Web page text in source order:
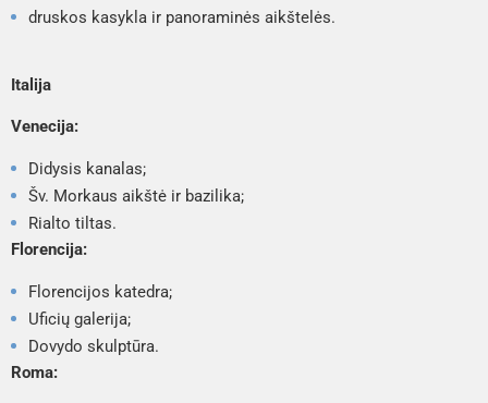
druskos kasykla ir panoraminės aikštelės.
Italija
Venecija:
Didysis kanalas;
Šv. Morkaus aikštė ir bazilika;
Rialto tiltas.
Florencija:
Florencijos katedra;
Uficių galerija;
Dovydo skulptūra.
Roma: